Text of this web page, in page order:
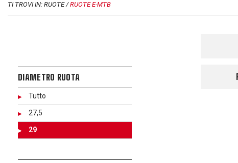
TI TROVI IN: RUOTE /RUOTE E-MTB
DIAMETRO RUOTA
Tutto
27,5
29